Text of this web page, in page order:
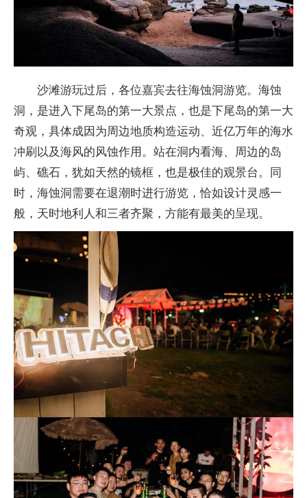
沙滩游玩过后，各位嘉宾去往海蚀洞游览。海蚀
洞，是进入下尾岛的第一大景点，也是下尾岛的第一大
奇观，具体成因为周边地质构造运动、 近亿万年的海水
冲刷以及海风的风蚀作用。站在洞内看海、周边的岛
屿、礁石，犹如天然的镜框，也是极佳的观景台。同
时，海蚀洞需要在退潮时进行游览，恰如设计灵感一
般，天时地利人和三者齐聚，方能有最美的呈现。